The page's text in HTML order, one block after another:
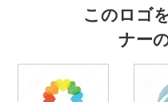
このロゴ
ナー